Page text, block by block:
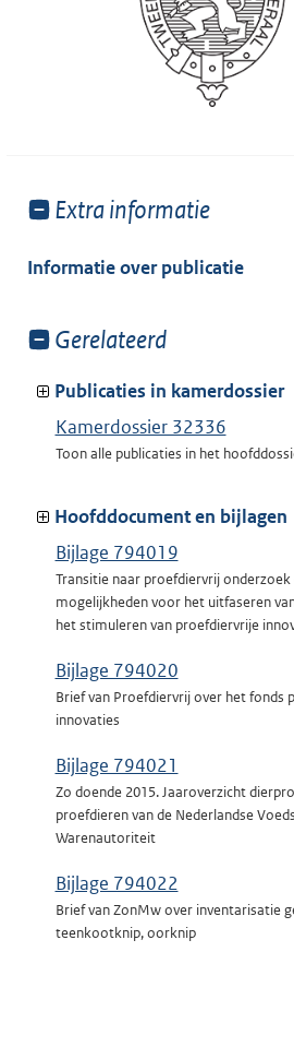
Toon
van:
Extra informatie
Informatie over publicatie
Toon
van:
Gerelateerd
Publicaties in kamerdossier
Kamerdossier 32336
Toon alle publicaties in het
Hoofddocument en bijlagen
Bijlage 794019
Transitie naar proefdiervrij onderzoek
mogelijkheden voor het uitfaseren
het stimuleren van proefdiervrije
Bijlage 794020
Brief van Proefdiervrij over het fonds
innovaties
Bijlage 794021
Zo doende 2015. Jaaroverzicht
proefdieren van de Nederlandse
Warenautoriteit
Bijlage 794022
Brief van ZonMw over inventarisatie
teenkootknip, oorknip